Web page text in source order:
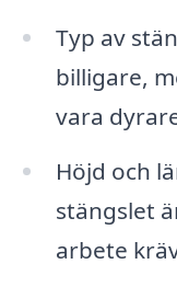
Typ av
billigare,
vara
Höjd och
stängslet
arbete